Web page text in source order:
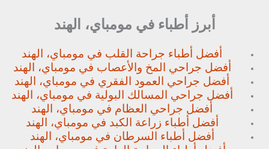
أبرز أطباء في مومباي، الهند
أفضل أطباء جراحة القلب في مومباي، الهند
أفضل جراحي المخ والأعصاب في مومباي، الهند
أفضل جراحي العمود الفقري في مومباي، الهند
أفضل جراحي المسالك البولية في مومباي، الهند
أفضل جراحي العظام في مومباي، الهند
أفضل أطباء زراعة الكبد في مومباي، الهند
أفضل أطباء السرطان في مومباي، الهند